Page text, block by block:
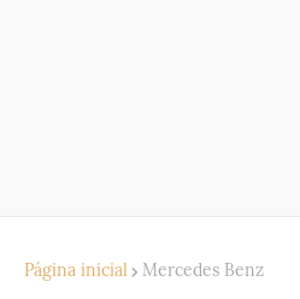
Página inicial Mercedes Benz